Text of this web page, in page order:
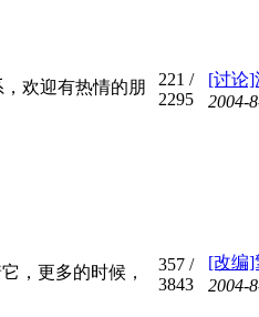
欢迎有热情的朋
221 /
2295
[讨论]
2004-
，更多的时候，
357 /
3843
[改编]
2004-